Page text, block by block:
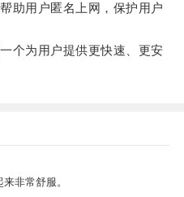
用户匿名上网，保护用户
为用户提供更快速、更安
非常舒服。